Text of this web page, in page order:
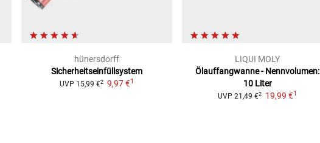
hünersdorff
Sicherheitseinfüllsystem
UVP 15,99 €2 9,97 €1
LIQUI MOLY
Ölauffangwanne - Nennvolumen:
10 Liter
UVP 21,49 €2 19,99 €1